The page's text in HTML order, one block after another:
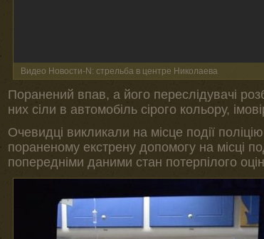
Видео Новости-N: стрельба в центре Николаева
Поранений впав, а його переслідувачі
них сіли в автомобіль сірого кольору,
Очевидці викликали на місце події
пораненому екстрену допомогу на місці
попередніми даними стан потерпілого